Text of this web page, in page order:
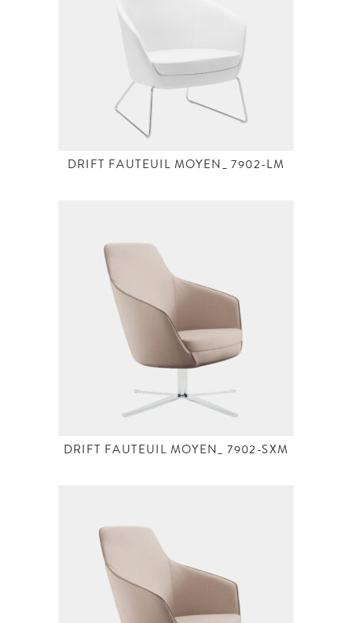
DRIFT FAUTEUIL MOYEN_ 7902-LM
DRIFT FAUTEUIL MOYEN_ 7902-SXM